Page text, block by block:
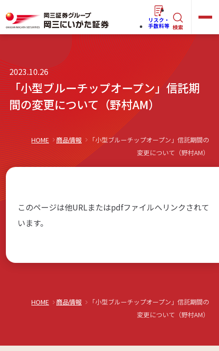
ー
ワ
ー
ド
で
探
す
らくらくネット情報便
法人(オーナー)さま向けサービス
リスク・
手数料等 検索
キ
ー
ド
で
探
す
2023.10.26
「小型ブルーチップオープン」信託期
間の変更について（野村AM）
HOME 商品情報
「小型ブルーチップオープン」信託期間の
変更について（野村AM）
このページは他URLまたはpdfファイルへリンクされて
います。
HOME 商品情報
「小型ブルーチップオープン」信託期間の
変更について（野村AM）